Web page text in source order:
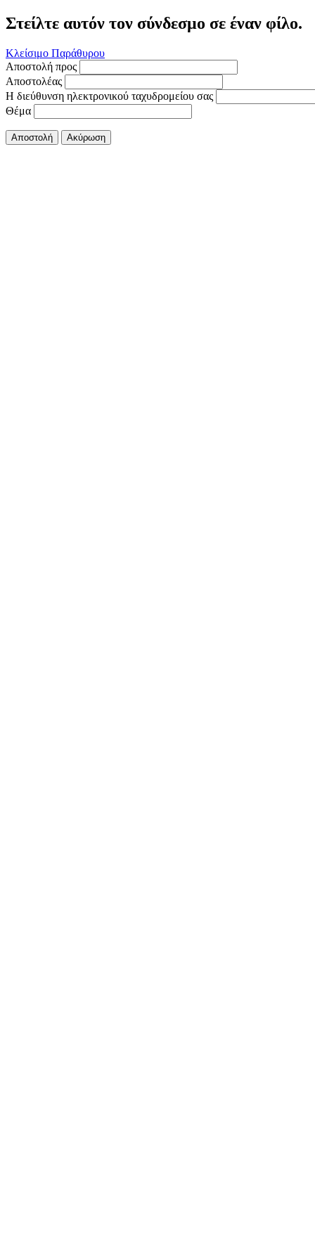
Στείλτε αυτόν τον σύνδεσμο σε έναν φίλο.
Κλείσιμο Παράθυρου
Αποστολή προς
Αποστολέας
Η διεύθυνση ηλεκτρονικού ταχυδρομείου σας
Θέμα
Αποστολή Ακύρωση